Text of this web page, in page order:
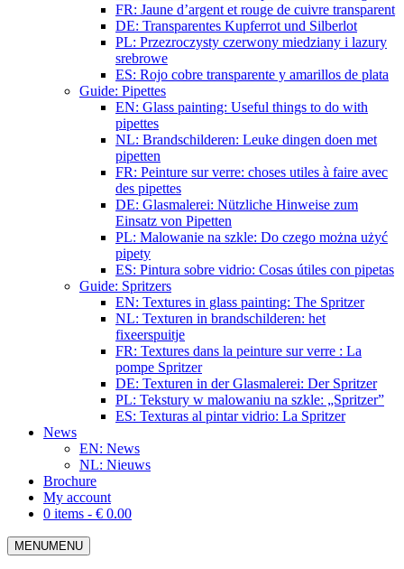
FR: Jaune d’argent et rouge de cuivre transparent
DE: Transparentes Kupferrot und Silberlot
PL: Przezroczysty czerwony miedziany i lazury
srebrowe
ES: Rojo cobre transparente y amarillos de plata
Guide: Pipettes
EN: Glass painting: Useful things to do with
pipettes
NL: Brandschilderen: Leuke dingen doen met
pipetten
FR: Peinture sur verre: choses utiles à faire avec
des pipettes
DE: Glasmalerei: Nützliche Hinweise zum
Einsatz von Pipetten
PL: Malowanie na szkle: Do czego można użyć
pipety
ES: Pintura sobre vidrio: Cosas útiles con pipetas
Guide: Spritzers
EN: Textures in glass painting: The Spritzer
NL: Texturen in brandschilderen: het
fixeerspuitje
FR: Textures dans la peinture sur verre : La
pompe Spritzer
DE: Texturen in der Glasmalerei: Der Spritzer
PL: Tekstury w malowaniu na szkle: „Spritzer”
ES: Texturas al pintar vidrio: La Spritzer
News
EN: News
NL: Nieuws
Brochure
My account
0 items - € 0.00
MENUMENU